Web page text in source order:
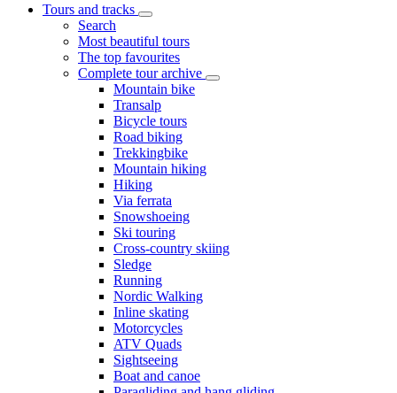
Tours and tracks
Search
Most beautiful tours
The top favourites
Complete tour archive
Mountain bike
Transalp
Bicycle tours
Road biking
Trekkingbike
Mountain hiking
Hiking
Via ferrata
Snowshoeing
Ski touring
Cross-country skiing
Sledge
Running
Nordic Walking
Inline skating
Motorcycles
ATV Quads
Sightseeing
Boat and canoe